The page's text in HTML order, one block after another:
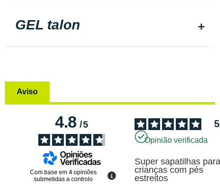
GEL talon
Aviso
4.8/5
Com base em 4 opiniões
submetidas a controlo
5
Opinião verificada
Super sapatilhas
crianças com pés
estreitos